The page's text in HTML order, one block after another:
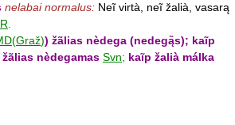
nelabai normalus: Neĩ virtà, neĩ žalià, vasarą
.
(Graž)) žãlias nèdega (nedegą̃s); kaĩp
nèdegamas Svn; kaĩp žalià málka